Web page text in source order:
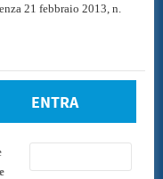
21 febbraio 2013, n.
ENTRA